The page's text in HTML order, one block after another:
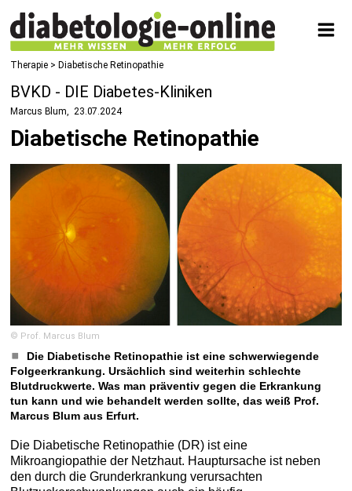
Therapie > Diabetische Retinopathie
BVKD - DIE Diabetes-Kliniken
Marcus Blum 23.07.2024
Diabetische Retinopathie
© Prof. Marcus Blum
Die Diabetische Retinopathie ist eine schwerwiegende
Folgeerkrankung. Ursächlich sind weiterhin schlechte
Blutdruckwerte. Was man präventiv gegen die Erkrankung
tun kann und wie behandelt werden sollte, das weiß Prof.
Marcus Blum aus Erfurt.
Die Diabetische Retinopathie (DR) ist eine
Mikroangiopathie der Netzhaut. Hauptursache ist neben
den durch die Grunderkrankung verursachten